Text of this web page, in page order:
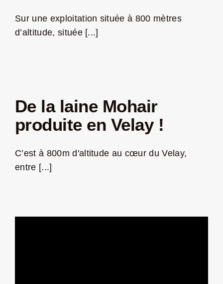
Sur une exploitation située à 800 mètres
d’altitude, située [...]
De la laine Mohair
produite en Velay !
C’est à 800m d'altitude au cœur du Velay,
entre [...]